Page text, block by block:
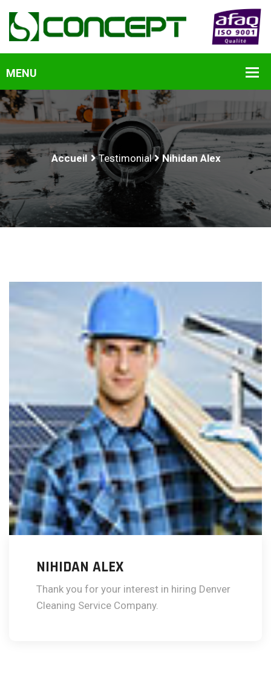
Accueil Testimonial Nihidan Alex
NIHIDAN ALEX
Thank you for your interest in hiring Denver
Cleaning Service Company.